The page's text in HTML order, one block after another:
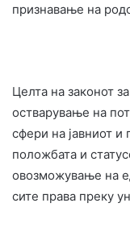
признавање на
Целта на законот
остварување на
сфери на јавниот и
положбата и
овозможување на
сите права преку